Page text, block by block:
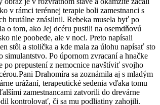
v rámci terénnej terapie boli zamestnanci s
brutálne znásilnil. Rebeka musela byť po
o tom, ako Jej dcéru pustili na osemdňovú
nie poobede, ale v noci. Preto napísali
stôl a stolička a kde mala za úlohu napísať sto
Po úpornom zvracaní a hnačke
po prepustení z nemocnice navštíviť svojho
Drahomíra sa zoznámila aj s mladým
urážaní, terapeutické sedenia vďaka tomu
zamestnancami zatvorili do drevárne
kontrolovať, či sa mu podliatiny zahojili.